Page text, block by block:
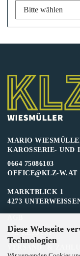
Diese Webseite
Technologien
MARIO
KAROSSERIE- UND
0664 75086103
OFFICE@KLZ-W.AT
MARKTBLICK 1
4273
IMPRESSUM
VERSAND- &